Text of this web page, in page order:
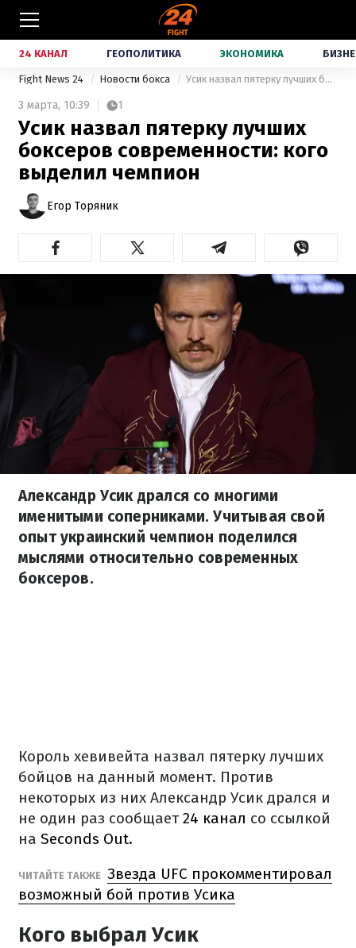
24 КАНАЛ ГЕОПОЛИТИКА ЭКОНОМИКА
Fight News 24 Новости бокса Усик назвал пятерку лучших боксеров современности: кого выделил чемпион
3 марта, 10:39 1
Усик назвал пятерку лучших
боксеров современности: кого
выделил чемпион
Егор Торяник
Александр Усик дрался со многими
именитыми соперниками. Учитывая свой
опыт украинский чемпион поделился
мыслями относительно современных
боксеров.
Король хевивейта назвал пятерку лучших
бойцов на данный момент. Против
некоторых из них Александр Усик дрался и
не один раз сообщает24 канал со ссылкой
на Seconds Out.
ЧИТАЙТЕ ТАКЖЕ Звезда UFC прокомментировал
возможный бой против Усика
Кого выбрал Усик